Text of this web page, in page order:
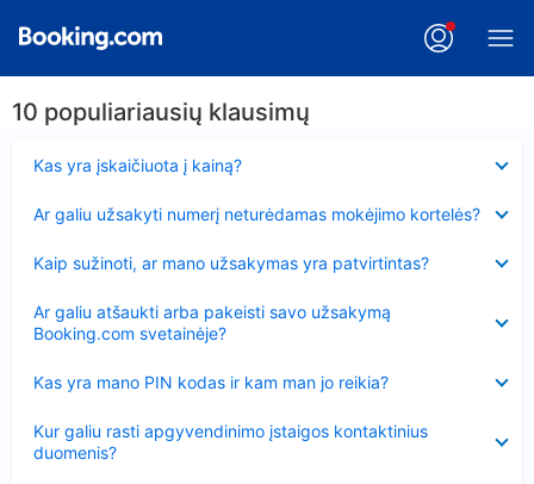
10 populiariausių klausimų
Kas yra įskaičiuota į kainą?
Ar galiu užsakyti numerį neturėdamas mokėjimo kortelės?
Kaip sužinoti, ar mano užsakymas yra patvirtintas?
Ar galiu atšaukti arba pakeisti savo užsakymą
Booking.com svetainėje?
Kas yra mano PIN kodas ir kam man jo reikia?
Kur galiu rasti apgyvendinimo įstaigos kontaktinius
duomenis?